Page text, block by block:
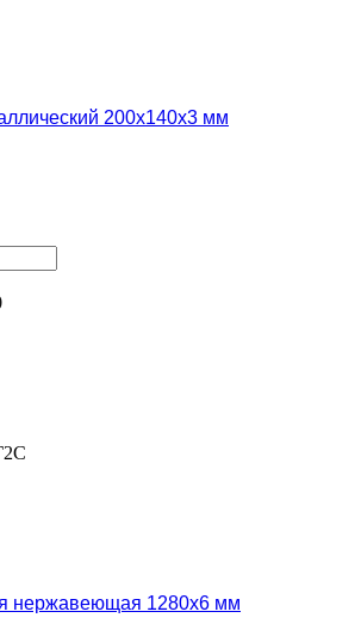
200х140х3 мм
нержавеющая 1280х6 мм